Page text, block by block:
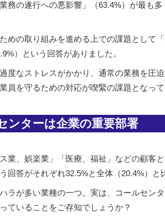
務の遂行への悪影響」（63.4%）が最も
めの取り組みを進める上での課題として
）という回答がありました。
度なストレスがかかり、通常の業務を圧
員を守るための対応が喫緊の課題となって
ンターは企業の重要部署
業、娯楽業」「医療、福祉」などの顧客
回答がそれぞれ32.5%と全体（20.4%）と
ラが多い業種の一つ。実は、コールセン
ていることをご存知でしょうか？